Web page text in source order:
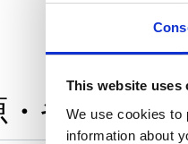
This website uses
We use cookies to
information about
省エネル